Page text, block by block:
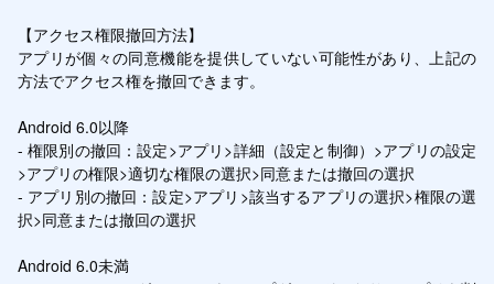
【アクセス権限撤回方法】
アプリが個々の同意機能を提供していない可能性があり、上記の
方法でアクセス権を撤回できます。
Android 6.0以降
- 権限別の撤回：設定>アプリ>詳細（設定と制御）>アプリの設定
>アプリの権限>適切な権限の選択>同意または撤回の選択
- アプリ別の撤回：設定>アプリ>該当するアプリの選択>権限の選
択>同意または撤回の選択
Android 6.0未満